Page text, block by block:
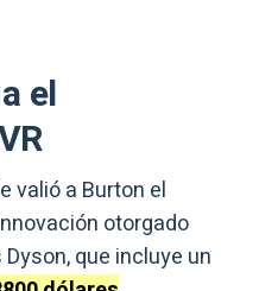
el
valió a Burton el
otorgado
que incluye un